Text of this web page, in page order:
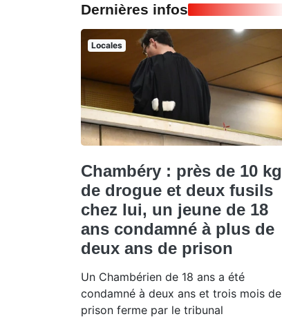
Dernières infos
Locales
Chambéry : près de 10 kg
de drogue et deux fusils
chez lui, un jeune de 18
ans condamné à plus de
deux ans de prison
Un Chambérien de 18 ans a été
condamné à deux ans et trois mois de
prison ferme par le tribunal